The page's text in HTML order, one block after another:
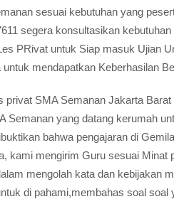
sesuai kebutuhan yang
segera konsultasikan
PRivat untuk Siap masuk Ujian
mendapatkan Keberhasilan
SMA Semanan Jakarta
Semanan yang datang kerumah
bahwa pengajaran di
kami mengirim Guru sesuai Minat
mengolah kata dan kebijakan
di pahami,membahas soal soal